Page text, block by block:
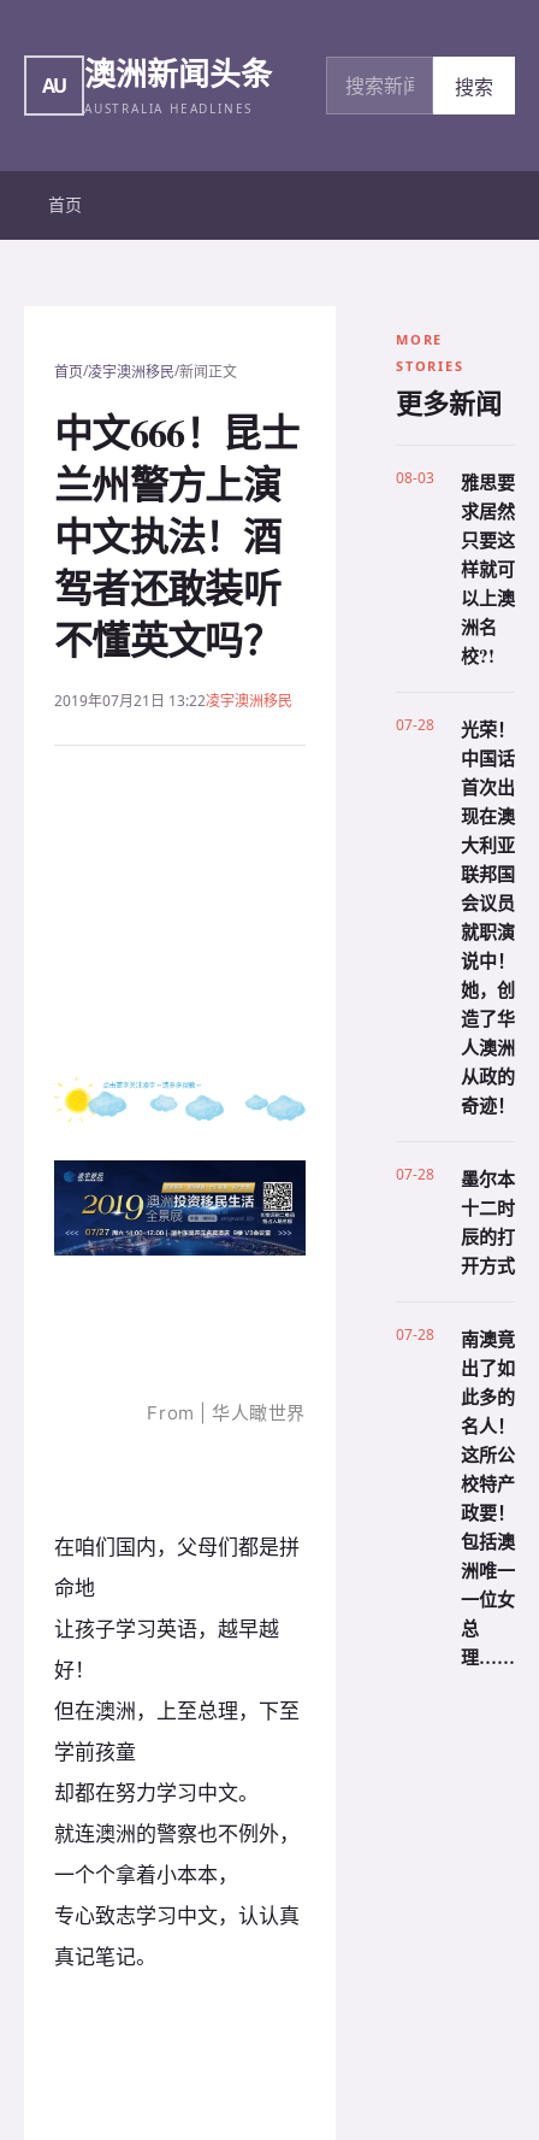
AU 澳洲新闻头条
AUSTRALIA HEADLINES
搜索新闻
搜索
首页
首页/凌宇澳洲移民/新闻正文
中文666！昆士
兰州警方上演
中文执法！酒
驾者还敢装听
不懂英文吗？
2019年07月21日 13:22凌宇澳洲移民
From | 华人瞰世界
在咱们国内，父母们都是拼
命地
让孩子学习英语，越早越
好！
但在澳洲，上至总理，下至
学前孩童
却都在努力学习中文。
就连澳洲的警察也不例外，
一个个拿着小本本，
专心致志学习中文，认认真
真记笔记。
MORE
STORIES
更多新闻
08-03
雅思要
求居然
只要这
样就可
以上澳
洲名
校?!
07-28
光荣！
中国话
首次出
现在澳
大利亚
联邦国
会议员
就职演
说中！
她，创
造了华
人澳洲
从政的
奇迹！
07-28
墨尔本
十二时
辰的打
开方式
07-28
南澳竟
出了如
此多的
名人！
这所公
校特产
政要！
包括澳
洲唯一
一位女
总
理……